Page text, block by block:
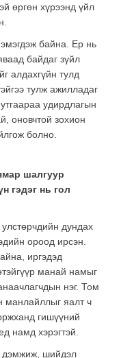
өргөн хүрээнд үйл
байна. Ер нь
байдаг зүйл
алдахгүйн тулд
тулж ажилладаг
удирдлагын
оновчтой зохион
болно.
шалгуур
гэдэг нь гол
дундах
ороод ирсэн.
иргэдэд
манай намыг
нэг. Том
манлайллыг яалт ч
гишүүний
намд хэрэгтэй.
дэмжиж, шийдэл